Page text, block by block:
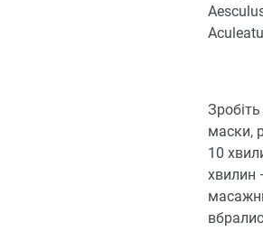
маски,
10
хвилин